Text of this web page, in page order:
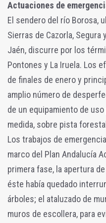
Actuaciones de
El sendero del río Borosa,
Sierras de Cazorla, Segura
Jaén, discurre por los
Pontones y La Iruela. Los
de finales de enero y
amplio número de
de un equipamiento de
medida, sobre pista
Los trabajos de
marco del Plan Andalucía
primera fase, la apertura
éste había quedado
árboles; el ataluzado de
muros de escollera, para